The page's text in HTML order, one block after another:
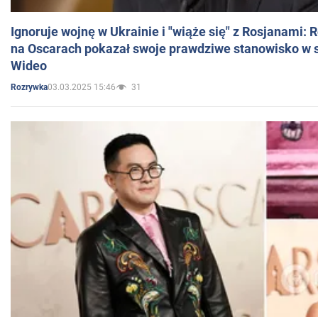
Ignoruje wojnę w Ukrainie i "wiąże się" z Rosjanami:
na Oscarach pokazał swoje prawdziwe stanowisko w
Wideo
Rozrywka03.03.2025 15:46 31